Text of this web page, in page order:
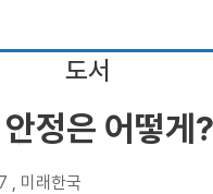
도서
정은 어떻게?
, 미래한국